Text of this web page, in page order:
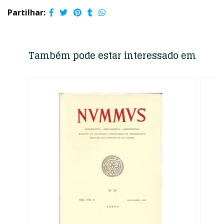
Partilhar:
Também pode estar interessado em